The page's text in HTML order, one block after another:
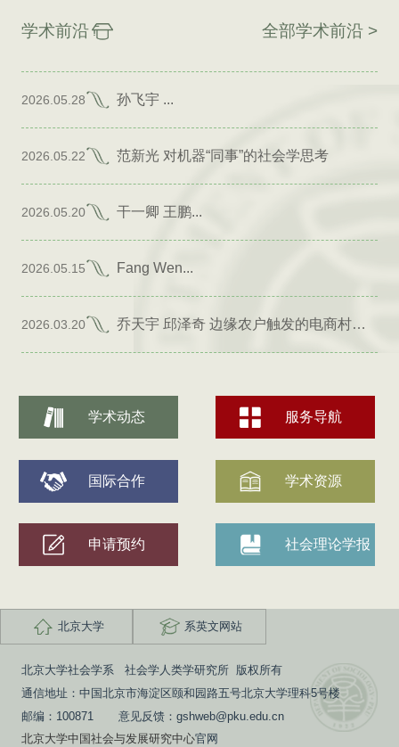
学术前沿 全部学术前沿 >
2026.05.28 孙飞宇 ...
2026.05.22 范新光 对机器“同事”的社会学思考
2026.05.20 干一卿 王鹏...
2026.05.15 Fang Wen...
2026.03.20 乔天宇 邱泽奇 边缘农户触发的电商村形成
学术动态 服务导航
国际合作 学术资源
申请预约 社会理论学报
北京大学 系英文网站
北京大学社会学系 社会学人类学研究所 版权所有
通信地址：中国北京市海淀区颐和园路五号北京大学理科5号楼
邮编：100871 意见反馈：gshweb@pku.edu.cn
北京大学中国社会与发展研究中心官网